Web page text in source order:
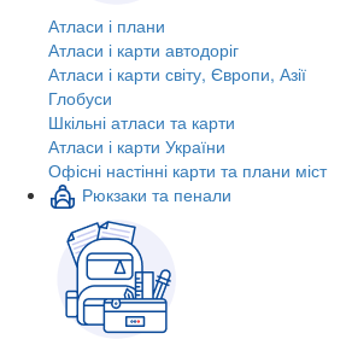
Атласи і плани
Атласи і карти автодоріг
Атласи і карти світу, Європи, Азії
Глобуси
Шкільні атласи та карти
Атласи і карти України
Офісні настінні карти та плани міст
Рюкзаки та пенали